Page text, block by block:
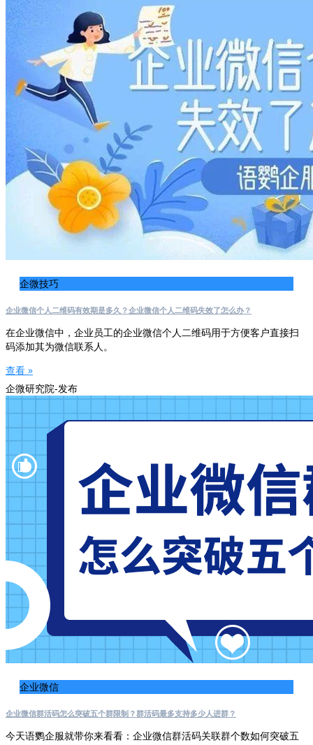
企微技巧
企业微信个人二维码有效期是多久？企业微信个人二维码失效了怎么办？
在企业微信中，企业员工的企业微信个人二维码用于方便客户直接扫
码添加其为微信联系人。
查看 »
企微研究院-发布
企业微信
企业微信群活码怎么突破五个群限制？群活码最多支持多少人进群？
今天语鹦企服就带你来看看：企业微信群活码关联群个数如何突破五